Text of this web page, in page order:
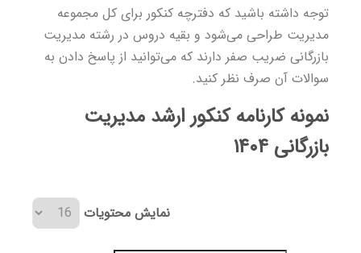
توجه داشته باشید که دفترچه کنکور برای کل مجموعه
مدیریت طراحی می‌شود و بقیه دروس در رشته مدیریت
بازرگانی ضریب صفر دارند که می‌توانید از پاسخ دادن به
سوالات آن صرف نظر کنید.
نمونه کارنامه کنکور ارشد مدیریت
بازرگانی ۱۴۰۴
نمایش محتویات